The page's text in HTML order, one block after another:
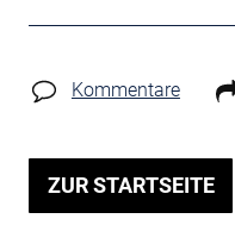
Kommentare
ZUR STARTSEITE